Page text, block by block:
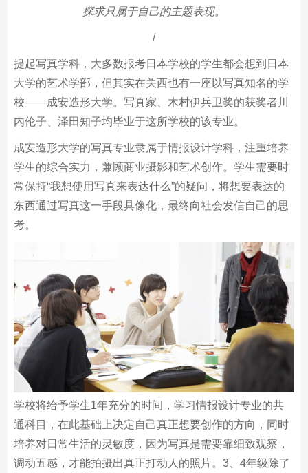
探求只属于自己的主题表现。
/
提起写真学科，大多数报考日本学校的学生都会想到日本
大学的艺术学部，但其实在关西也有一座以写真知名的学
校——成安造形大学。写真家、木村伊兵卫奖的获奖者川
内伦子、泽田知子均毕业于这所学校的该专业。
成安造形大学的写真专业隶属于情报设计学科，注重培养
学生的综合实力，兼顾商业摄影和艺术创作。学生需要时
常保持“我想使用写真来表达什么”的疑问，将想要表达的
东西通过写真这一手段具像化，最终向社会发信自己的思
考。
学校将给予学生1年充分的时间，学习情报设计专业的共
通科目，在此基础上决定自己真正想要创作的方向，同时
培养对日常生活的灵敏度，因为写真是需要靠细致观察，
调动五感，才能拍摄出真正打动人的照片。3、4年级除了